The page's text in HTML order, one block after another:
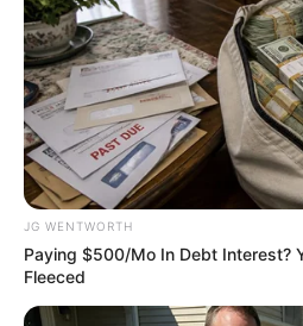
อ. คฑา ชินบัญชรเจาะลึกดวงชะตา 12
4 พ.ย. 2019
JG WENTWORTH
Paying $500/Mo In Debt Interest?
Fleeced